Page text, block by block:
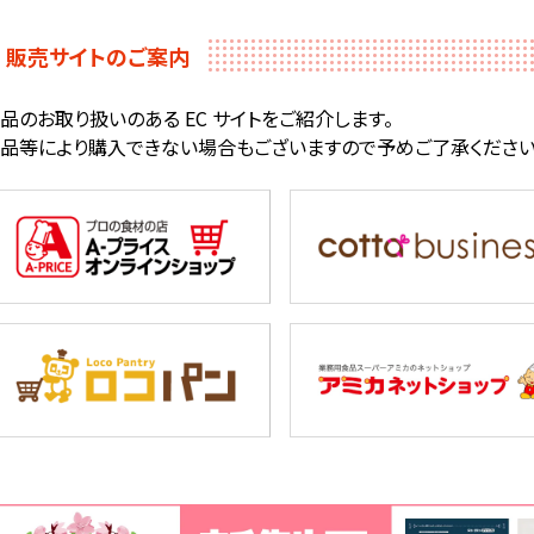
販売サイトのご案内
のお取り扱いのある EC サイトをご紹介します。
等により購入できない場合もございますので予めご了承ください